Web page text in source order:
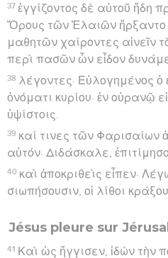
37 ἐγγίζοντος δὲ αὐτοῦ ἤδη
Ὄρους τῶν Ἐλαιῶν ἤρξαντο
μαθητῶν χαίροντες αἰνεῖν
περὶ πασῶν ὧν εἶδον
38 λέγοντες· Εὐλογημένος ὁ
ὀνόματι κυρίου· ἐν οὐρανῷ
ὑψίστοις.
39 καί τινες τῶν Φαρισαίων
αὐτόν· Διδάσκαλε,
40 καὶ ἀποκριθεὶς εἶπεν·
σιωπήσουσιν, οἱ λίθοι
Jésus pleure sur
41 Καὶ ὡς ἤγγισεν, ἰδὼν τὴν